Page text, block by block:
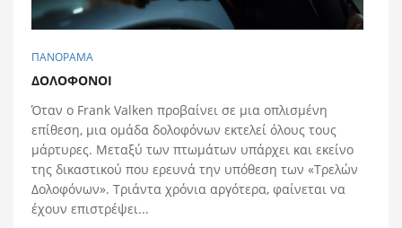
ΠΑΝΟΡΑΜΑ
ΔΟΛΟΦOΝΟΙ
Όταν ο Frank Valken προβαίνει σε μια οπλισμένη
επίθεση, μια ομάδα δολοφόνων εκτελεί όλους τους
μάρτυρες. Μεταξύ των πτωμάτων υπάρχει και εκείνο
της δικαστικού που ερευνά την υπόθεση των «Τρελών
Δολοφόνων». Τριάντα χρόνια αργότερα, φαίνεται να
έχουν επιστρέψει...